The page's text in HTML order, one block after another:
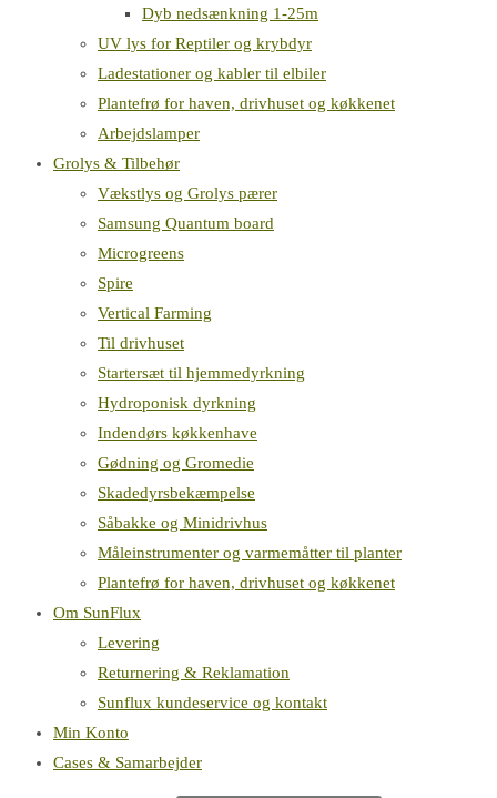
Dyb nedsænkning 1-25m
UV lys for Reptiler og krybdyr
Ladestationer og kabler til elbiler
Plantefrø for haven, drivhuset og køkkenet
Arbejdslamper
Grolys & Tilbehør
Vækstlys og Grolys pærer
Samsung Quantum board
Microgreens
Spire
Vertical Farming
Til drivhuset
Startersæt til hjemmedyrkning
Hydroponisk dyrkning
Indendørs køkkenhave
Gødning og Gromedie
Skadedyrsbekæmpelse
Såbakke og Minidrivhus
Måleinstrumenter og varmemåtter til planter
Plantefrø for haven, drivhuset og køkkenet
Om SunFlux
Levering
Returnering & Reklamation
Sunflux kundeservice og kontakt
Min Konto
Cases & Samarbejder